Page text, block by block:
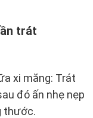
trát
xi măng: Trát
đó ấn nhẹ nẹp
thước.